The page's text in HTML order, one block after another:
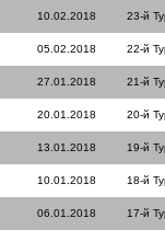
10.02.2018 23-й
05.02.2018 22-й
27.01.2018 21-й
20.01.2018 20-й
13.01.2018 19-й
10.01.2018 18-й
06.01.2018 17-й